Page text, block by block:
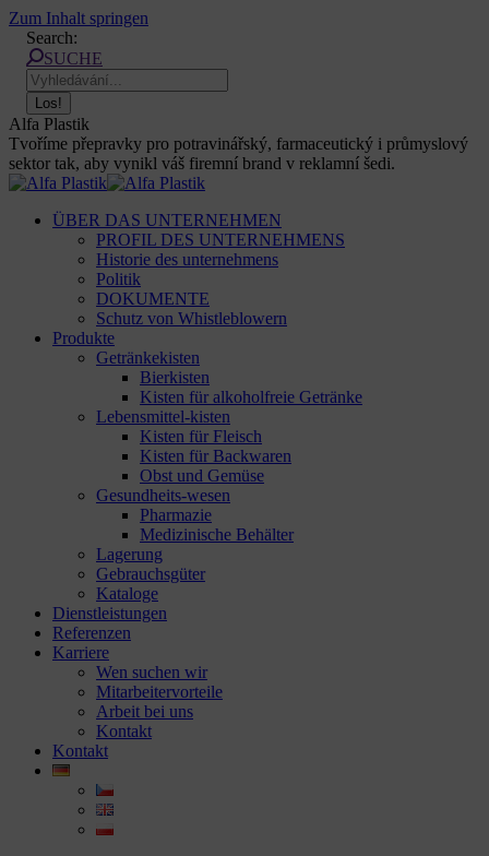
Zum Inhalt springen
Search:
SUCHE
Alfa Plastik
Tvoříme přepravky pro potravinářský, farmaceutický i průmyslový
sektor tak, aby vynikl váš firemní brand v reklamní šedi.
ÜBER DAS UNTERNEHMEN
PROFIL DES UNTERNEHMENS
Historie des unternehmens
Politik
DOKUMENTE
Schutz von Whistleblowern
Produkte
Getränkekisten
Bierkisten
Kisten für alkoholfreie Getränke
Lebensmittel-kisten
Kisten für Fleisch
Kisten für Backwaren
Obst und Gemüse
Gesundheits-wesen
Pharmazie
Medizinische Behälter
Lagerung
Gebrauchsgüter
Kataloge
Dienstleistungen
Referenzen
Karriere
Wen suchen wir
Mitarbeitervorteile
Arbeit bei uns
Kontakt
Kontakt